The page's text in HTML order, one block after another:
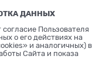
ДАННЫХ
Пользователя
о его действиях на
и аналогичных) в
Сайта и показа